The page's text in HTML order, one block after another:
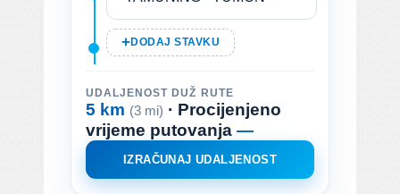
DODAJ STAVKU
UDALJENOST DUŽ RUTE
5 km (3 mi) · Procijenjeno
vrijeme putovanja —
IZRAČUNAJ UDALJENOST